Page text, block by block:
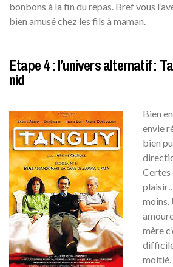
bonbons à la fin du repas. Bref vous
bien amusé chez les fils à maman.
Etape 4 : l’univers alternatif :
nid
Bien
envie
bien
Certes
moins.
mère
moitié.